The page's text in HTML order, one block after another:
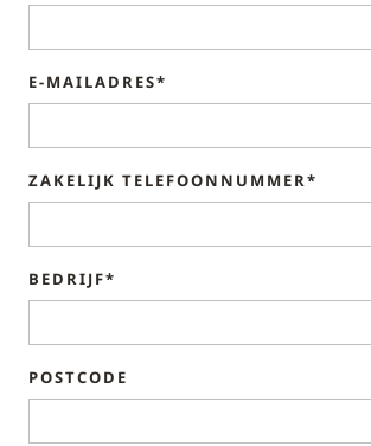
E-MAILADRES*
ZAKELIJK TELEFOONNUMMER*
BEDRIJF*
POSTCODE